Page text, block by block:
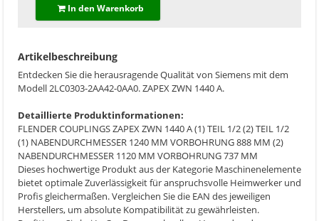
In den Warenkorb
Artikelbeschreibung
Entdecken Sie die herausragende Qualität von Siemens mit dem
Modell 2LC0303-2AA42-0AA0. ZAPEX ZWN 1440 A.
Detaillierte Produktinformationen:
FLENDER COUPLINGS ZAPEX ZWN 1440 A (1) TEIL 1/2 (2) TEIL 1/2
(1) NABENDURCHMESSER 1240 MM VORBOHRUNG 888 MM (2)
NABENDURCHMESSER 1120 MM VORBOHRUNG 737 MM
Dieses hochwertige Produkt aus der Kategorie Maschinenelemente
bietet optimale Zuverlässigkeit für anspruchsvolle Heimwerker und
Profis gleichermaßen. Vergleichen Sie die EAN des jeweiligen
Herstellers, um absolute Kompatibilität zu gewährleisten.